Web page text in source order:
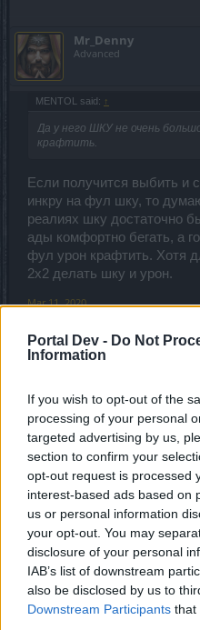
Portal Dev - Do Not
Information
If you wish to opt-out of the
processing of your personal
targeted advertising by us,
section to confirm your
opt-out request is processed
interest-based ads based on
us or personal information
your opt-out. You may
disclosure of your personal
IAB’s list of downstream
also be disclosed by us to
Downstream Participants that
Mr_Denny
Advanced
MENTOL said: ↑
Да у него ШКУ не очень
крафтить.
Если получится выбить и
инкру на фул шку, то
реалиях шку достаточно
ады комфортно бегать, а
фул урон крафтить. Хотя
2х2 делать шку и урон.
Mar 11, 2020
Den-UA
Junior Expert
Если получится выбить и
Деняи все
Вы видели Нынешние
идеальный Вариант....
...я думаю, человек
раскачиваться (хотя..